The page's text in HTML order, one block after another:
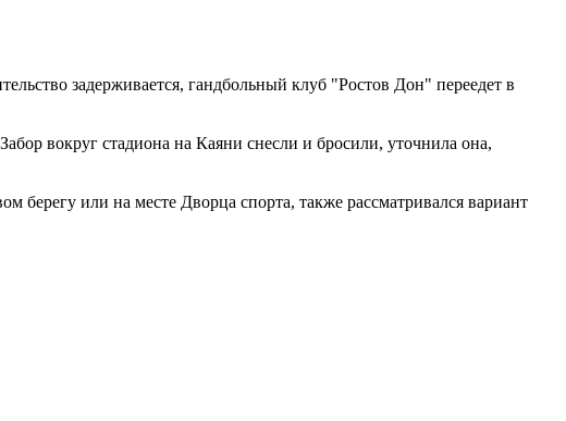
задерживается, гандбольный клуб "Ростов Дон" переедет в
вокруг стадиона на Каяни снесли и бросили, уточнила она,
берегу или на месте Дворца спорта, также рассматривался вариант